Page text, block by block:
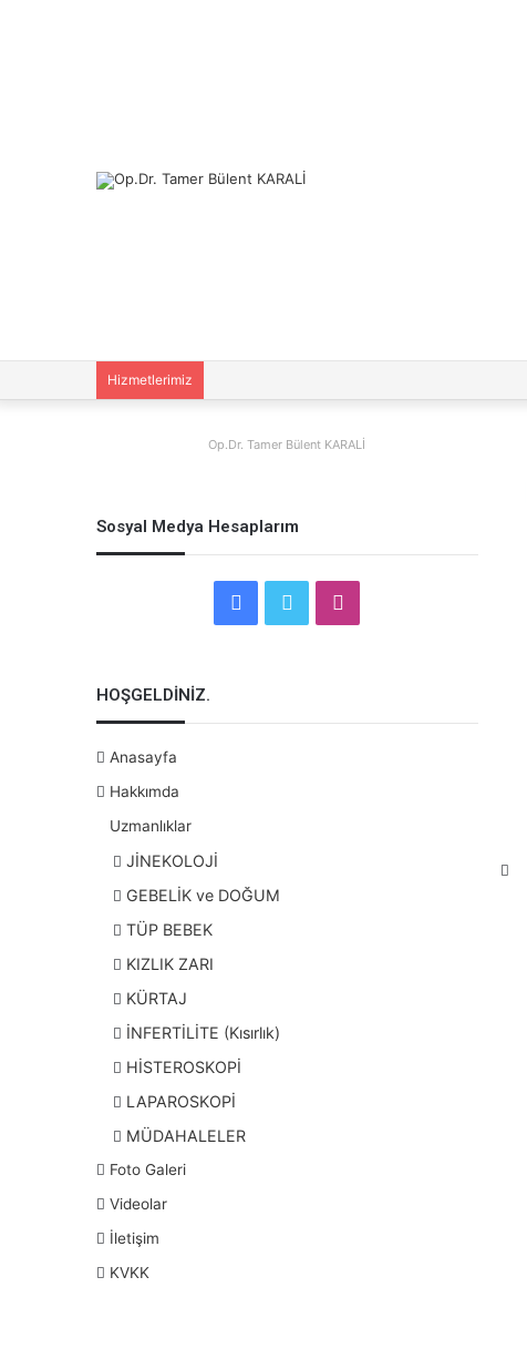
Hizmetlerimiz
Op.Dr. Tamer Bülent KARALİ
Sosyal Medya Hesaplarım
Facebook
Twitter
HOŞGELDİNİZ.
Anasayfa
Hakkımda
Uzmanlıklar
JİNEKOLOJİ
GEBELİK ve DOĞUM
TÜP BEBEK
KIZLIK ZARI
KÜRTAJ
İNFERTİLİTE (Kısırlık)
HİSTEROSKOPİ
LAPAROSKOPİ
MÜDAHALELER
Foto Galeri
Videolar
İletişim
KVKK